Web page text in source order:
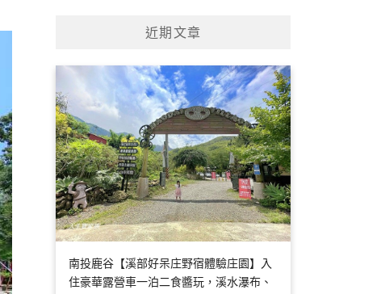
近期文章
南投鹿谷【溪部好呆庄野宿體驗庄園】入
住豪華露營車一泊二食醬玩，溪水瀑布、